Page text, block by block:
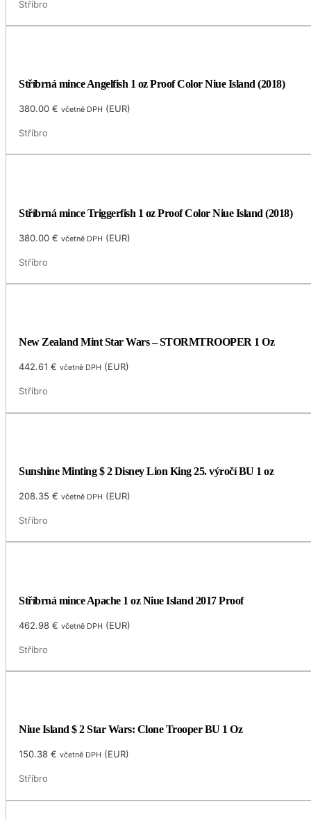
Stříbro
Stříbrná mince Angelfish 1 oz Proof Color Niue Island (2018)
380.00€ včetně DPH (EUR)
Stříbro
Stříbrná mince Triggerfish 1 oz Proof Color Niue Island (2018)
380.00€ včetně DPH (EUR)
Stříbro
New Zealand Mint Star Wars – STORMTROOPER 1 Oz
442.61€ včetně DPH (EUR)
Stříbro
Sunshine Minting $ 2 Disney Lion King 25. výročí BU 1 oz
208.35€ včetně DPH (EUR)
Stříbro
Stříbrná mince Apache 1 oz Niue Island 2017 Proof
462.98€ včetně DPH (EUR)
Stříbro
Niue Island $ 2 Star Wars: Clone Trooper BU 1 Oz
150.38€ včetně DPH (EUR)
Stříbro